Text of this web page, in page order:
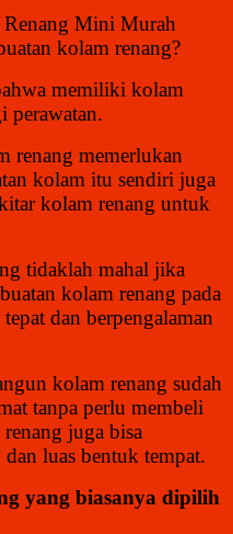
Renang Mini Murah
kolam renang?
memiliki kolam
perawatan.
renang memerlukan
kolam itu sendiri juga
kolam renang untuk
tidaklah mahal jika
kolam renang pada
dan berpengalaman
kolam renang sudah
tanpa perlu membeli
juga bisa
dan luas bentuk tempat.
yang biasanya dipilih